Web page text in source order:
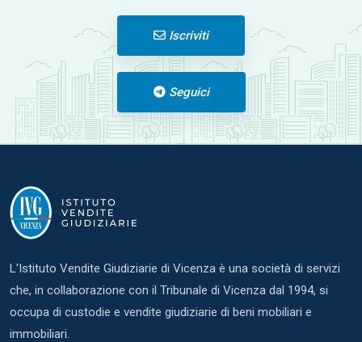
Iscriviti
Seguici
L'Istituto Vendite Giudiziarie di Vicenza è una società di servizi
che, in collaborazione con il Tribunale di Vicenza dal 1994, si
occupa di custodie e vendite giudiziarie di beni mobiliari e
immobiliari.